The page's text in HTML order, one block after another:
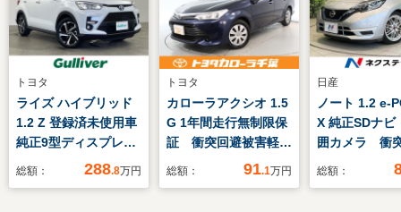
トヨタ
ライズ ハイブリッド
1.2 Z 登録済未使用車
純正9型ディスプレイ
オーディオ パノラミ
総額： 288.8万円
トヨタ
カローラアクシオ 1.5
G 1年間走行無制限保
証 衝突回避被害軽
減 車線逸脱警報機
総額： 91.1万円
日産
ノート 1.2 e-
X 純正SDナ
囲カメラ 衝
減システム
総額：